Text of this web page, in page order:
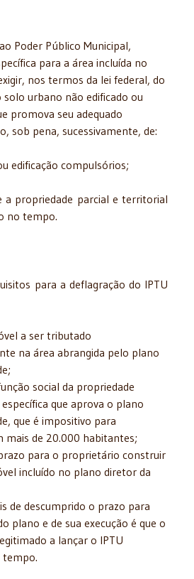
Poder Público Municipal,
para a área incluída no
nos termos da lei federal, do
urbano não edificado ou
promova seu adequado
sob pena, sucessivamente, de:
edificação compulsórios;
a propriedade parcial e territorial
no tempo.
para a deflagração do IPTU
a ser tributado
na área abrangida pelo plano
social da propriedade
que aprova o plano
que é impositivo para
mais de 20.000 habitantes;
para o proprietário construir
incluído no plano diretor da
de descumprido o prazo para
plano e de sua execução é que o
a lançar o IPTU
tempo.